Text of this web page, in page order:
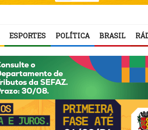
ESPORTES POLÍTICA BRASIL